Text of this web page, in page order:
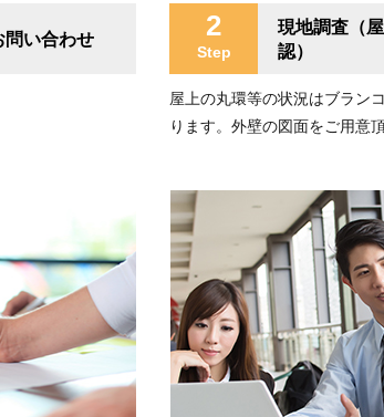
問い合わせ 2
Step
現地調査（
認）
屋上の丸環等の状況はブラン
ります。外壁の図面をご用意頂